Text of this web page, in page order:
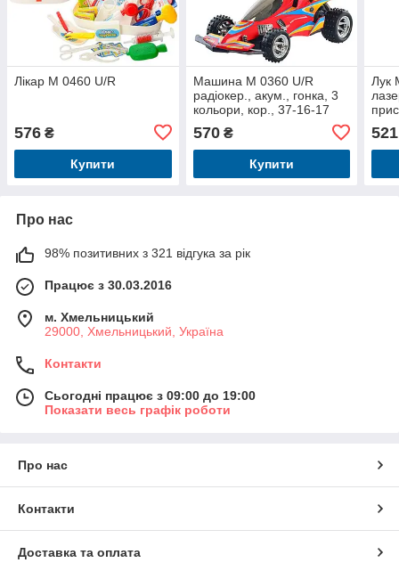
Лікар M 0460 U/R
576 ₴
Купити
Машина M 0360 U/R
радіокер., акум., гонка, 3
кольори, кор., 37-16-17
570₴
Купити
Лук
521
Про нас
98% позитивних з 321 відгука за рік
Працює з 30.03.2016
м. Хмельницький
29000, Хмельницький, Україна
Контакти
Сьогодні працює з 09:00 до 19:00
Показати весь графік роботи
Про нас
Контакти
Доставка та оплата